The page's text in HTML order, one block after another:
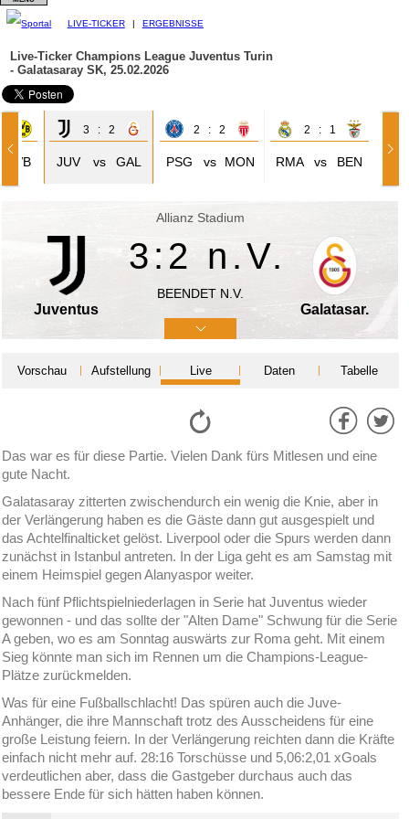
LIVE-TICKER | ERGEBNISSE
Live-Ticker Champions League Juventus Turin
- Galatasaray SK, 25.02.2026
BVB
3 : 2
JUV vs GAL
2 : 2
PSG vs MON
2 : 1
RMA vs BEN
Allianz Stadium
Juventus
3:2 n.V.
BEENDET N.V.
Galatasar.
Vorschau Aufstellung Live Daten Tabelle
Das war es für diese Partie. Vielen Dank fürs Mitlesen und eine
gute Nacht.
Galatasaray zitterten zwischendurch ein wenig die Knie, aber in
der Verlängerung haben es die Gäste dann gut ausgespielt und
das Achtelfinalticket gelöst. Liverpool oder die Spurs werden dann
zunächst in Istanbul antreten. In der Liga geht es am Samstag mit
einem Heimspiel gegen Alanyaspor weiter.
Nach fünf Pflichtspielniederlagen in Serie hat Juventus wieder
gewonnen - und das sollte der "Alten Dame" Schwung für die Serie
A geben, wo es am Sonntag auswärts zur Roma geht. Mit einem
Sieg könnte man sich im Rennen um die Champions-League-
Plätze zurückmelden.
Was für eine Fußballschlacht! Das spüren auch die Juve-
Anhänger, die ihre Mannschaft trotz des Ausscheidens für eine
große Leistung feiern. In der Verlängerung reichten dann die Kräfte
einfach nicht mehr auf. 28:16 Torschüsse und 5,06:2,01 xGoals
verdeutlichen aber, dass die Gastgeber durchaus auch das
bessere Ende für sich hätten haben können.